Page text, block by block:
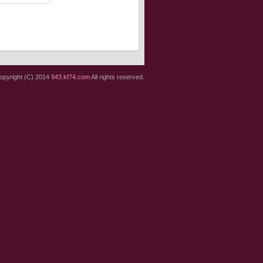
(C) 2014 943.kf74.comAll rights reserved.